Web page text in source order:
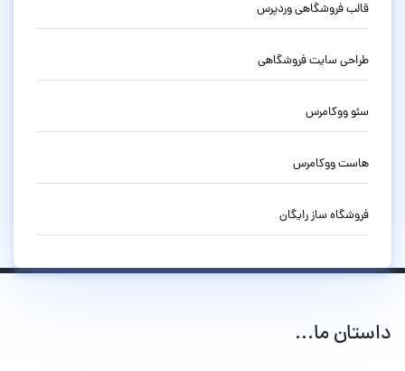
قالب فروشگاهی وردپرس
طراحی سایت فروشگاهی
سئو ووکامرس
هاست ووکامرس
فروشگاه ساز رایگان
داستان ما...